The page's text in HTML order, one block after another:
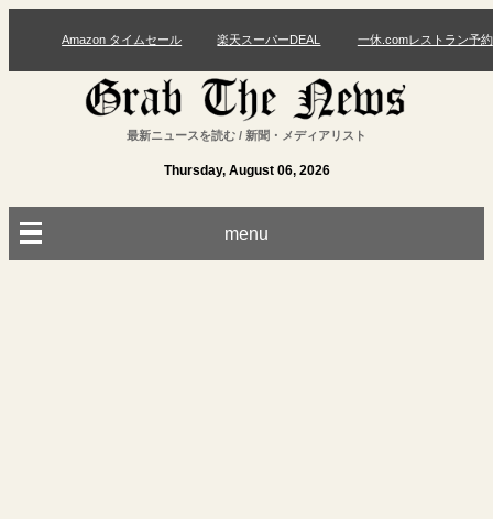
Amazon タイムセール 楽天スーパーDEAL 一休.comレストラン予約
最新ニュースを読む / 新聞・メディアリスト
Thursday, August 06, 2026
menu